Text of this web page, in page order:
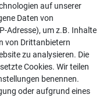
auf unserer
Daten von
Adresse), um z.B. Inhalte
von Drittanbietern
zu analysieren. Die
Cookies. Wir teilen
benennen.
oder aufgrund eines